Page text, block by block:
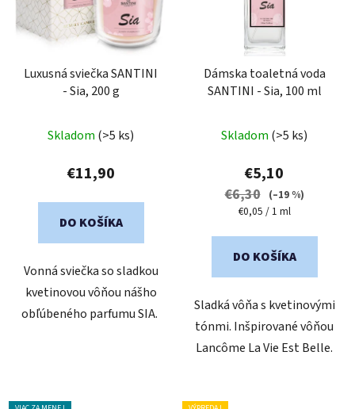
Luxusná sviečka SANTINI
- Sia, 200 g
Skladom (>5 ks)
€11,90
DO KOŠÍKA
Vonná sviečka so sladkou
kvetinovou vôňou nášho
obľúbeného parfumu SIA.
Dámska toaletná voda
SANTINI - Sia, 100 ml
Skladom (>5 ks)
€5,10
€6,30
(–19 %)
Jednotková
€0,05 / 1 ml
DO KOŠÍKA
Sladká vôňa s kvetinovými
tónmi. Inšpirované vôňou
Lancôme La Vie Est Belle.